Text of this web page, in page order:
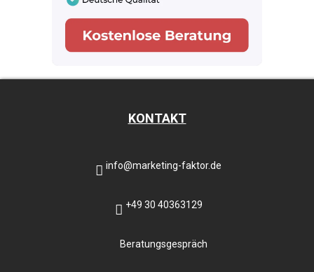
KONTAKT
info@marketing-faktor.de
+49 30 40363129
Beratungsgespräch